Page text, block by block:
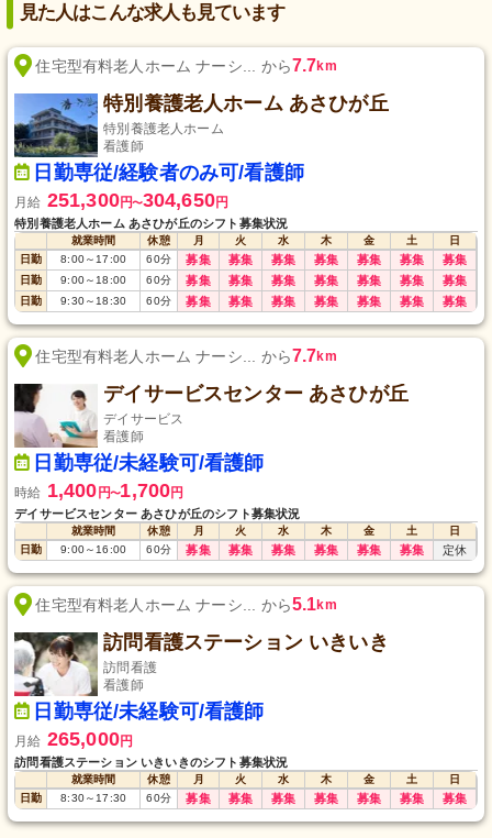
見た人はこんな求人も見ています
住宅型有料老人ホーム ナーシ... から7.7km
特別養護老人ホーム あさひが丘
特別養護老人ホーム
看護師
日勤専従/経験者のみ可/看護師
月給 251,300円〜304,650円
特別養護老人ホーム あさひが丘のシフト募集状況
就業時間 休憩 月 火 水 木 金 土
日
日勤
8:00～17:00 60分 募集 募集 募集 募集 募集 募集 募集
日勤 9:00～18:00 60分 募集 募集 募集 募集 募集 募集 募集
日勤 9:30～18:30 60分 募集 募集 募集 募集 募集 募集 募集
住宅型有料老人ホーム ナーシ... から7.7km
デイサービスセンター あさひが丘
デイサービス
看護師
日勤専従/未経験可/看護師
時給 1,400 円〜1,700円
デイサービスセンター あさひが丘のシフト募集状況
就業時間 休憩 月 火 水 木 金 土
日
日勤
9:00～16:00 60分 募集 募集 募集 募集 募集 募集 定休
住宅型有料老人ホーム ナーシ... から5.1km
訪問看護ステーション いきいき
訪問看護
看護師
日勤専従/未経験可/看護師
月給 265,000円
訪問看護ステーション いきいきのシフト募集状況
就業時間 休憩 月 火 水 木 金 土
日
日勤
8:30～17:30 60分 募集 募集 募集 募集 募集 募集 募集